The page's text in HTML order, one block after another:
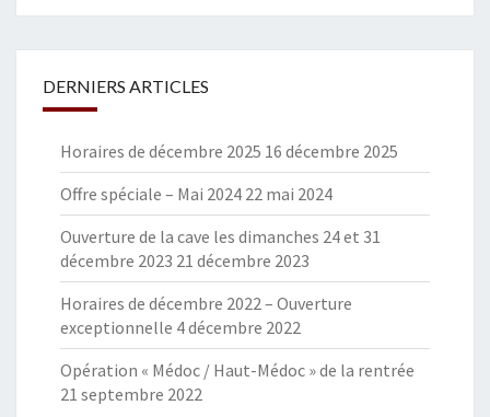
DERNIERS ARTICLES
Horaires de décembre 2025 16 décembre 2025
Offre spéciale – Mai 2024 22 mai 2024
Ouverture de la cave les dimanches 24 et 31
décembre 2023 21 décembre 2023
Horaires de décembre 2022 – Ouverture
exceptionnelle 4 décembre 2022
Opération « Médoc / Haut-Médoc » de la rentrée
21 septembre 2022